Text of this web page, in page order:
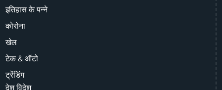
इतिहास के पन्ने
कोरोना
खेल
टेक & ऑटो
ट्रेंडिंग